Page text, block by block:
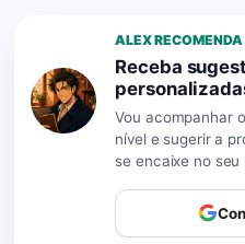
ALEX
Receba
Vou acompanhar
nível e sugerir a
se encaixe no seu